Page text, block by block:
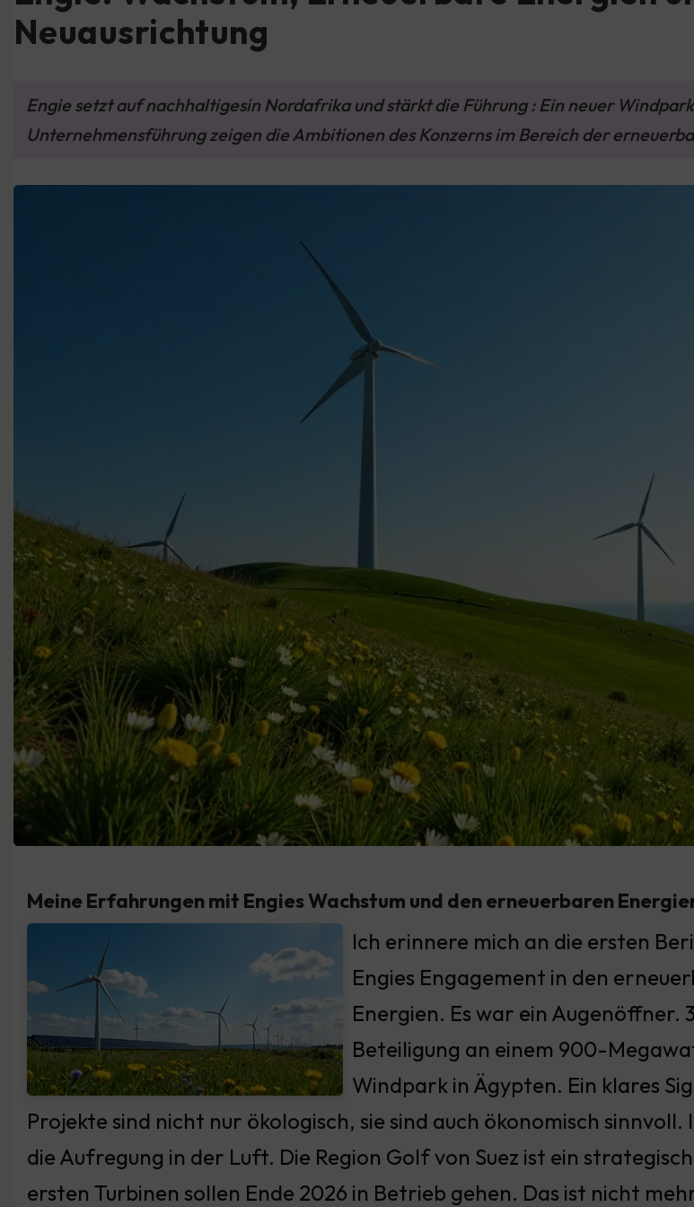
Neuausrichtung
Engie setzt auf nachhaltigesin Nordafrika und stärkt die Führung : Ein neuer
Unternehmensführung zeigen die Ambitionen des Konzerns im Bereich der
Meine Erfahrungen mit Engies Wachstum und den erneuerbaren
Ich erinnere mich an die ersten
Engies Engagement in den
Energien. Es war ein Augenöffner.
Beteiligung an einem 900-
Windpark in Ägypten. Ein klares
Projekte sind nicht nur ökologisch, sie sind auch ökonomisch sinnvoll.
die Aufregung in der Luft. Die Region Golf von Suez ist ein
ersten Turbinen sollen Ende 2026 in Betrieb gehen. Das ist nicht